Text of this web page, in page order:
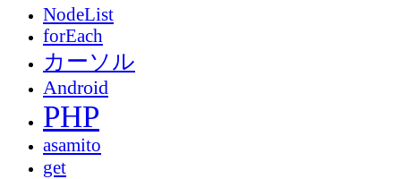
NodeList
forEach
カーソル
Android
PHP
asamito
get